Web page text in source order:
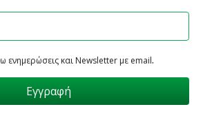
και Newsletter με email.
ΜΑΣ
μέλος της ομάδας μας,